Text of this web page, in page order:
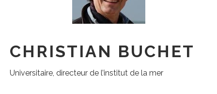
CHRISTIAN BUCHET
Universitaire, directeur de l’institut de la mer